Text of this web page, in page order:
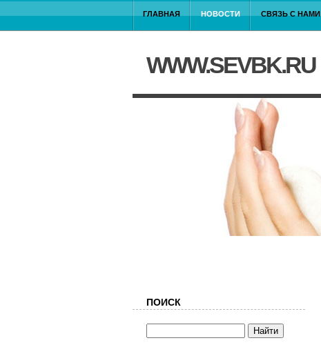
ГЛАВНАЯ НОВОСТИ СВЯЗЬ С НАМИ
WWW.SEVBK.RU
ПОИСК